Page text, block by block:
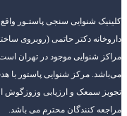
کلینیک شنوایی سنجی پاستـور
مراکز شنوایی موجود در تهران
می‌باشد. مرکز شنوایی پاستور با
مراجعه کنندگان محترم می باشد.